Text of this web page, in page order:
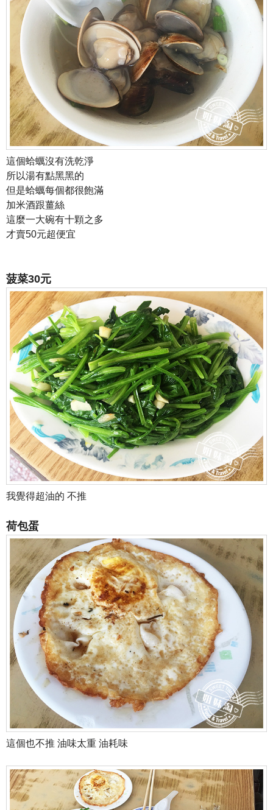
這個蛤蠣沒有洗乾淨
所以湯有點黑黑的
但是蛤蠣每個都很飽滿
加米酒跟薑絲
這麼一大碗有十顆之多
才賣50元超便宜
菠菜30元
我覺得超油的 不推
荷包蛋
這個也不推 油味太重 油耗味